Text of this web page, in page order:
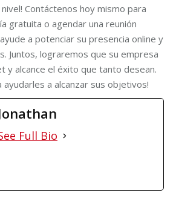
Contáctenos hoy mismo para
gratuita o agendar una reunión
a potenciar su presencia online y
Juntos, lograremos que su empresa
y alcance el éxito que tanto desean.
ayudarles a alcanzar sus objetivos!
Full Bio